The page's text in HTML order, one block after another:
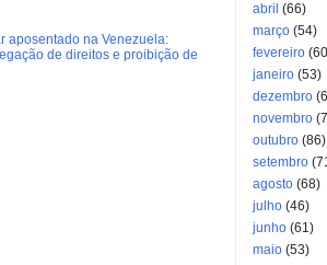
aposentado na Venezuela:
de direitos e proibição de
abril (66)
março (54)
fevereiro
janeiro (53)
dezembro
novembro
outubro (86)
setembro
agosto (68)
julho (46)
junho (61)
maio (53)